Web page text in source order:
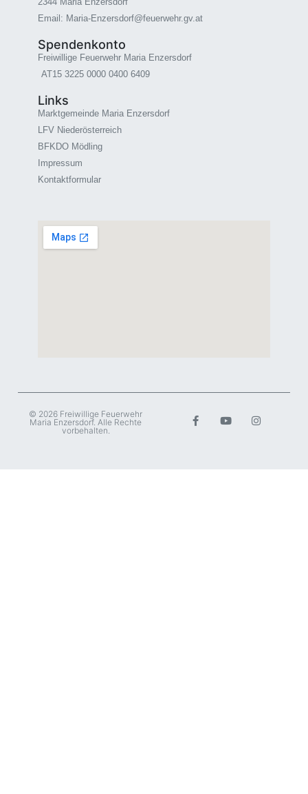
Email: Maria-Enzersdorf@feuerwehr.gv.at
Spendenkonto
Freiwillige Feuerwehr Maria Enzersdorf
AT15 3225 0000 0400 6409
Links
Marktgemeinde Maria Enzersdorf
LFV Niederösterreich
BFKDO Mödling
Impressum
Kontaktformular
© 2026 Freiwillige Feuerwehr
Maria Enzersdorf. Alle Rechte
vorbehalten.